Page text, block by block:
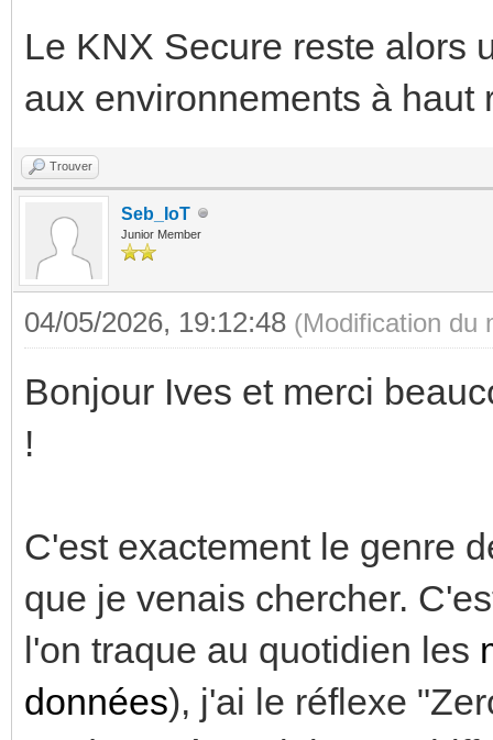
Le KNX Secure reste alors
aux environnements à
Trouver
Seb_IoT
Junior Member
04/05/2026, 19:12:48 (Modification du
Bonjour Ives et merci
!
C'est exactement le genre
que je venais chercher.
l'on traque au quotidien les
données), j'ai le réflexe